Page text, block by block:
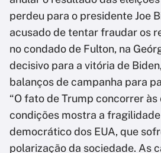
perdeu para o presidente Joe
acusado de tentar fraudar os
no condado de Fulton, na
decisivo para a vitória de
balanços de campanha para
“O fato de Trump concorrer às
condições mostra a
democrático dos EUA, que
polarização da sociedade. As